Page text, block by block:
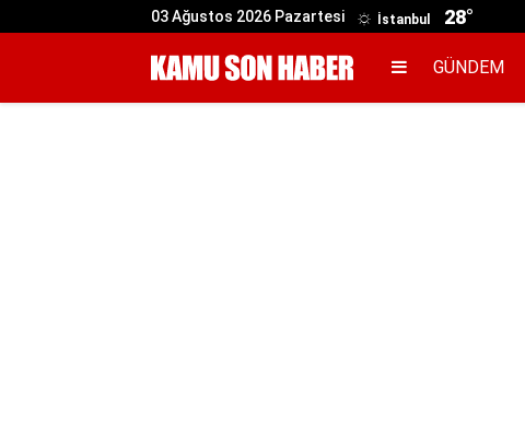
03 Ağustos 2026 Pazartesi İstanbul 28°
GÜNDEM